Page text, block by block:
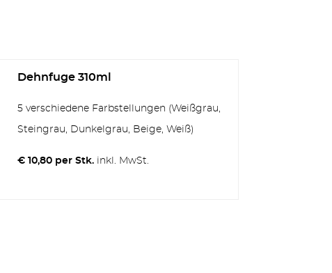
Dehnfuge 310ml
5 verschiedene Farbstellungen (Weißgrau,
Steingrau, Dunkelgrau, Beige, Weiß)
€ 10,80 per Stk. inkl. MwSt.